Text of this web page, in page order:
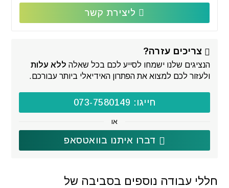
ליצירת קשר
צריכים עזרה?
הנציגים שלנו ישמחו לסייע לכם בכל שאלה ללא עלות
ולעזור לכם למצוא את הפתרון האידיאלי ביותר עבורכם.
חייגו: 073-7580149
או
דברו איתנו בוואטסאפ
חללי עבודה נוספים בסביבה של